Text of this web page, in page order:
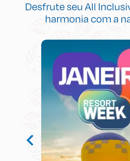
Desfrute seu All
harmonia com a